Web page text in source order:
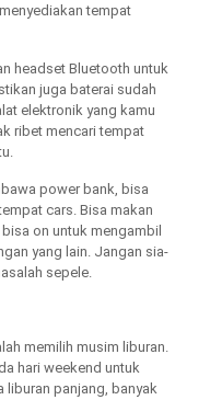
tempat
headset Bluetooth untuk
juga baterai sudah
elektronik yang kamu
ribet mencari tempat
power bank, bisa
cars. Bisa makan
on untuk mengambil
yang lain. Jangan sia-
sepele.
memilih musim liburan.
hari weekend untuk
liburan panjang, banyak